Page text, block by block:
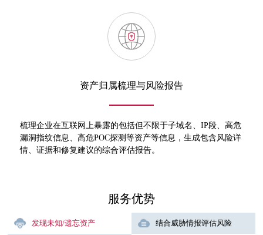
资产归属梳理与风险报告
梳理企业在互联网上暴露的包括但不限于子域名、IP段、高危
漏洞指纹信息、高危POC探测等资产等信息，生成包含风险详
情、证据和修复建议的综合评估报告。
服务优势
发现未知/遗忘资产 结合威胁情报评估风险